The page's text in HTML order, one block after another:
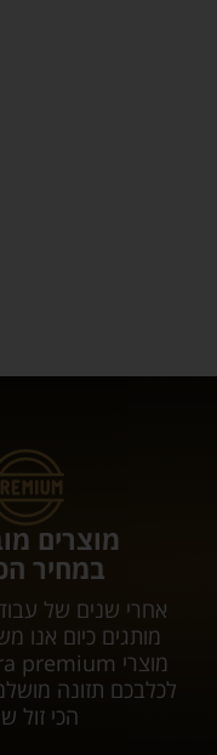
מוצרים
במחיר
אחרי שנים של
מותגים כיום אנו
לכלבכם תזונה
הכי זול